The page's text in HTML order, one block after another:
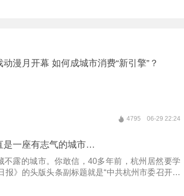
漫月开幕 如何成城市消费“新引擎”？
4795 06-29 22:24
是一座有志气的城市…
不露的城市。你敢信，40多年前，杭州居然要学
报》的头版头条副标题就是“中共杭州市委召开学